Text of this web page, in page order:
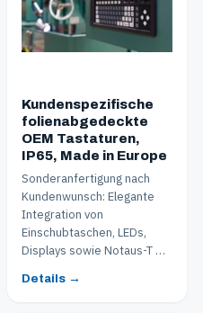
Kundenspezifische
folienabgedeckte
OEM Tastaturen,
IP65, Made in Europe
Sonderanfertigung nach
Kundenwunsch: Elegante
Integration von
Einschubtaschen, LEDs,
Displays sowie Notaus-T …
Details →